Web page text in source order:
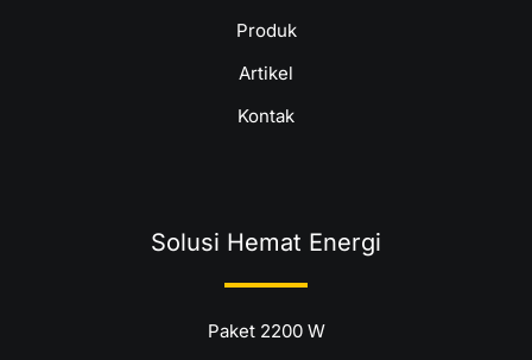
Produk
Artikel
Kontak
Solusi Hemat Energi
Paket 2200 W